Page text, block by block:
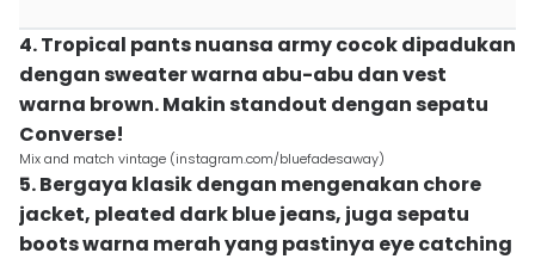
4. Tropical pants nuansa army cocok dipadukan
dengan sweater warna abu-abu dan vest
warna brown. Makin standout dengan sepatu
Converse!
Mix and match vintage (instagram.com/bluefadesaway)
5. Bergaya klasik dengan mengenakan chore
jacket, pleated dark blue jeans, juga sepatu
boots warna merah yang pastinya eye catching